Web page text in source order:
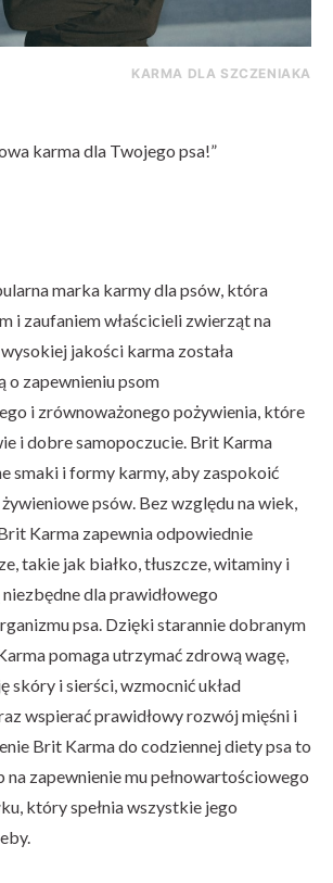
KARMA DLA SZCZENIAKA
karma dla Twojego psa!”
marka karmy dla psów, która
i zaufaniem właścicieli zwierząt na
wysokiej jakości karma została
o zapewnieniu psom
i zrównoważonego pożywienia, które
i dobre samopoczucie. Brit Karma
smaki i formy karmy, aby zaspokoić
psów. Bez względu na wiek,
Karma zapewnia odpowiednie
takie jak białko, tłuszcze, witaminy i
niezbędne dla prawidłowego
psa. Dzięki starannie dobranym
pomaga utrzymać zdrową wagę,
skóry i sierści, wzmocnić układ
wspierać prawidłowy rozwój mięśni i
Brit Karma do codziennej diety psa to
na zapewnienie mu pełnowartościowego
który spełnia wszystkie jego